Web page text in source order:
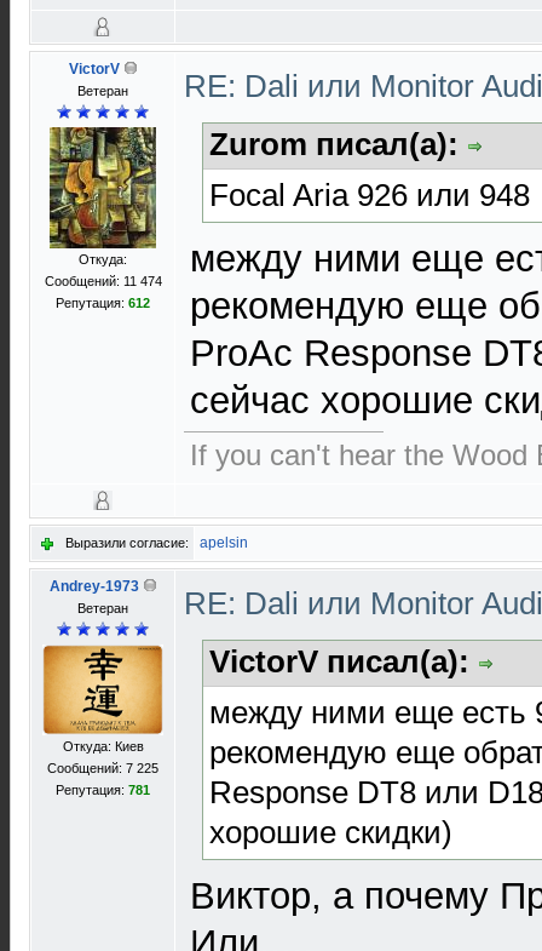
VictorV
Ветеран
Откуда:
Сообщений: 11 474
Репутация: 612
RE: Dali или Monitor
Zurom писал(а):
Focal Aria 926 или 948
между ними еще
рекомендую еще
ProAc Response
сейчас хорошие
If you can't hear the Wood
Выразили согласие: apelsin
Andrey-1973
Ветеран
Откуда: Киев
Сообщений: 7 225
Репутация: 781
RE: Dali или Monitor
VictorV писал(а):
между ними еще есть
рекомендую еще
Response DT8 или
хорошие скидки)
Виктор, а почему